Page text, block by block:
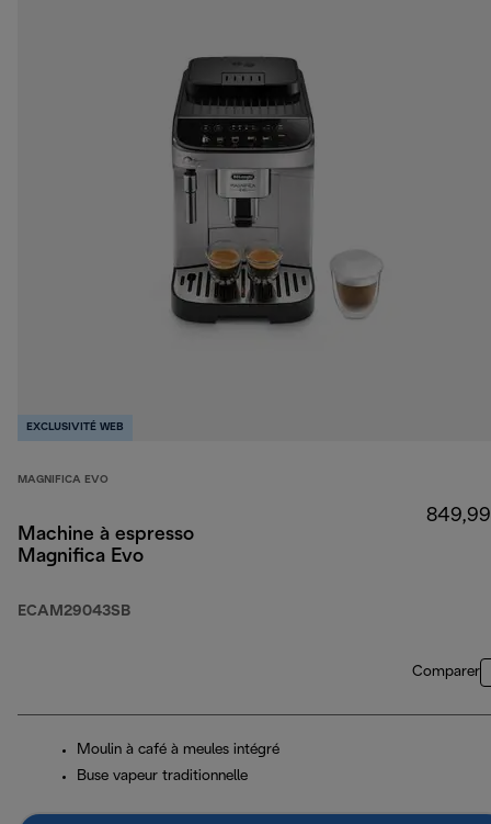
EXCLUSIVITÉ WEB
MAGNIFICA EVO
Machine à espresso
Magnifica Evo
ECAM29043SB
Comparer
Moulin à café à meules intégré
Buse vapeur traditionnelle